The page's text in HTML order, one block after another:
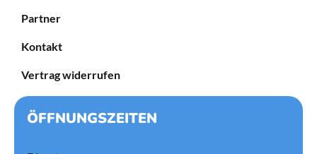
Partner
Kontakt
Vertrag widerrufen
ÖFFNUNGSZEITEN